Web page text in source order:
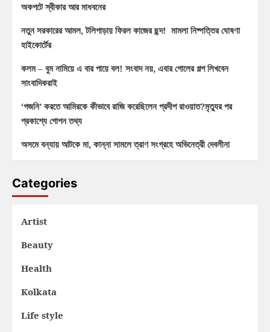
অকপটে স্বীকার আর মাধবনের
নতুন সরকারের আমল, টলিপাড়ায় ফিরল কাজের ছন্দ! মামলা নিষ্পত্তির ঘোষণা
হাইকোর্টের
কলম – বুম নামিয়ে এ বার পায়ে বল! সংবাদ নয়, এবার গোলের গল্প লিখবেন
সাংবাদিকরাই
‘গজনি’ করতে আমিরকে কীভাবে রাজি করেছিলেন প্রদীপ রাওয়াত?মৃত্যুর পর
প্রকাশ্যে গোপন তথ্য
অসমে বন্যায় আটকে মা, কান্না সামলে ত্রাণ সংগ্রহে অভিনেত্রী দেবলীনা
Categories
Artist
Beauty
Health
Kolkata
Life style